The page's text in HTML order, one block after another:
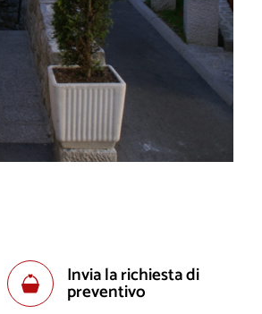
Invia la richiesta di
preventivo